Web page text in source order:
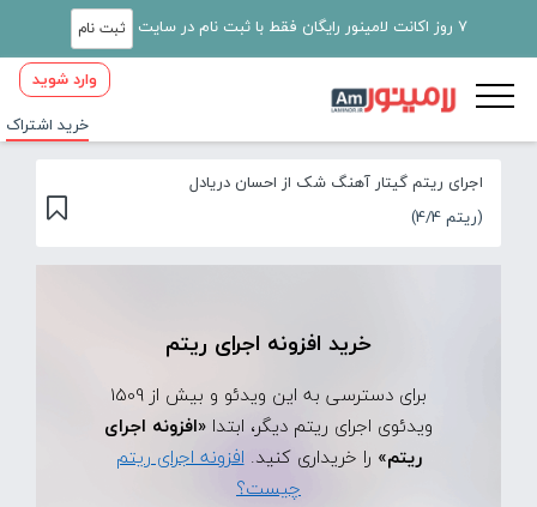
7 روز اکانت لامینور رایگان فقط با ثبت نام در سایت ثبت نام
وارد شوید
خرید اشتراک
اجرای ریتم گیتار آهنگ شک از احسان دریادل
(ریتم 4/4)
خرید افزونه اجرای ریتم
برای دسترسی به این ویدئو و بیش از 1509
ویدئوی اجرای ریتم دیگر، ابتدا «افزونه اجرای
ریتم» را خریداری کنید.افزونه اجرای ریتم
چیست؟